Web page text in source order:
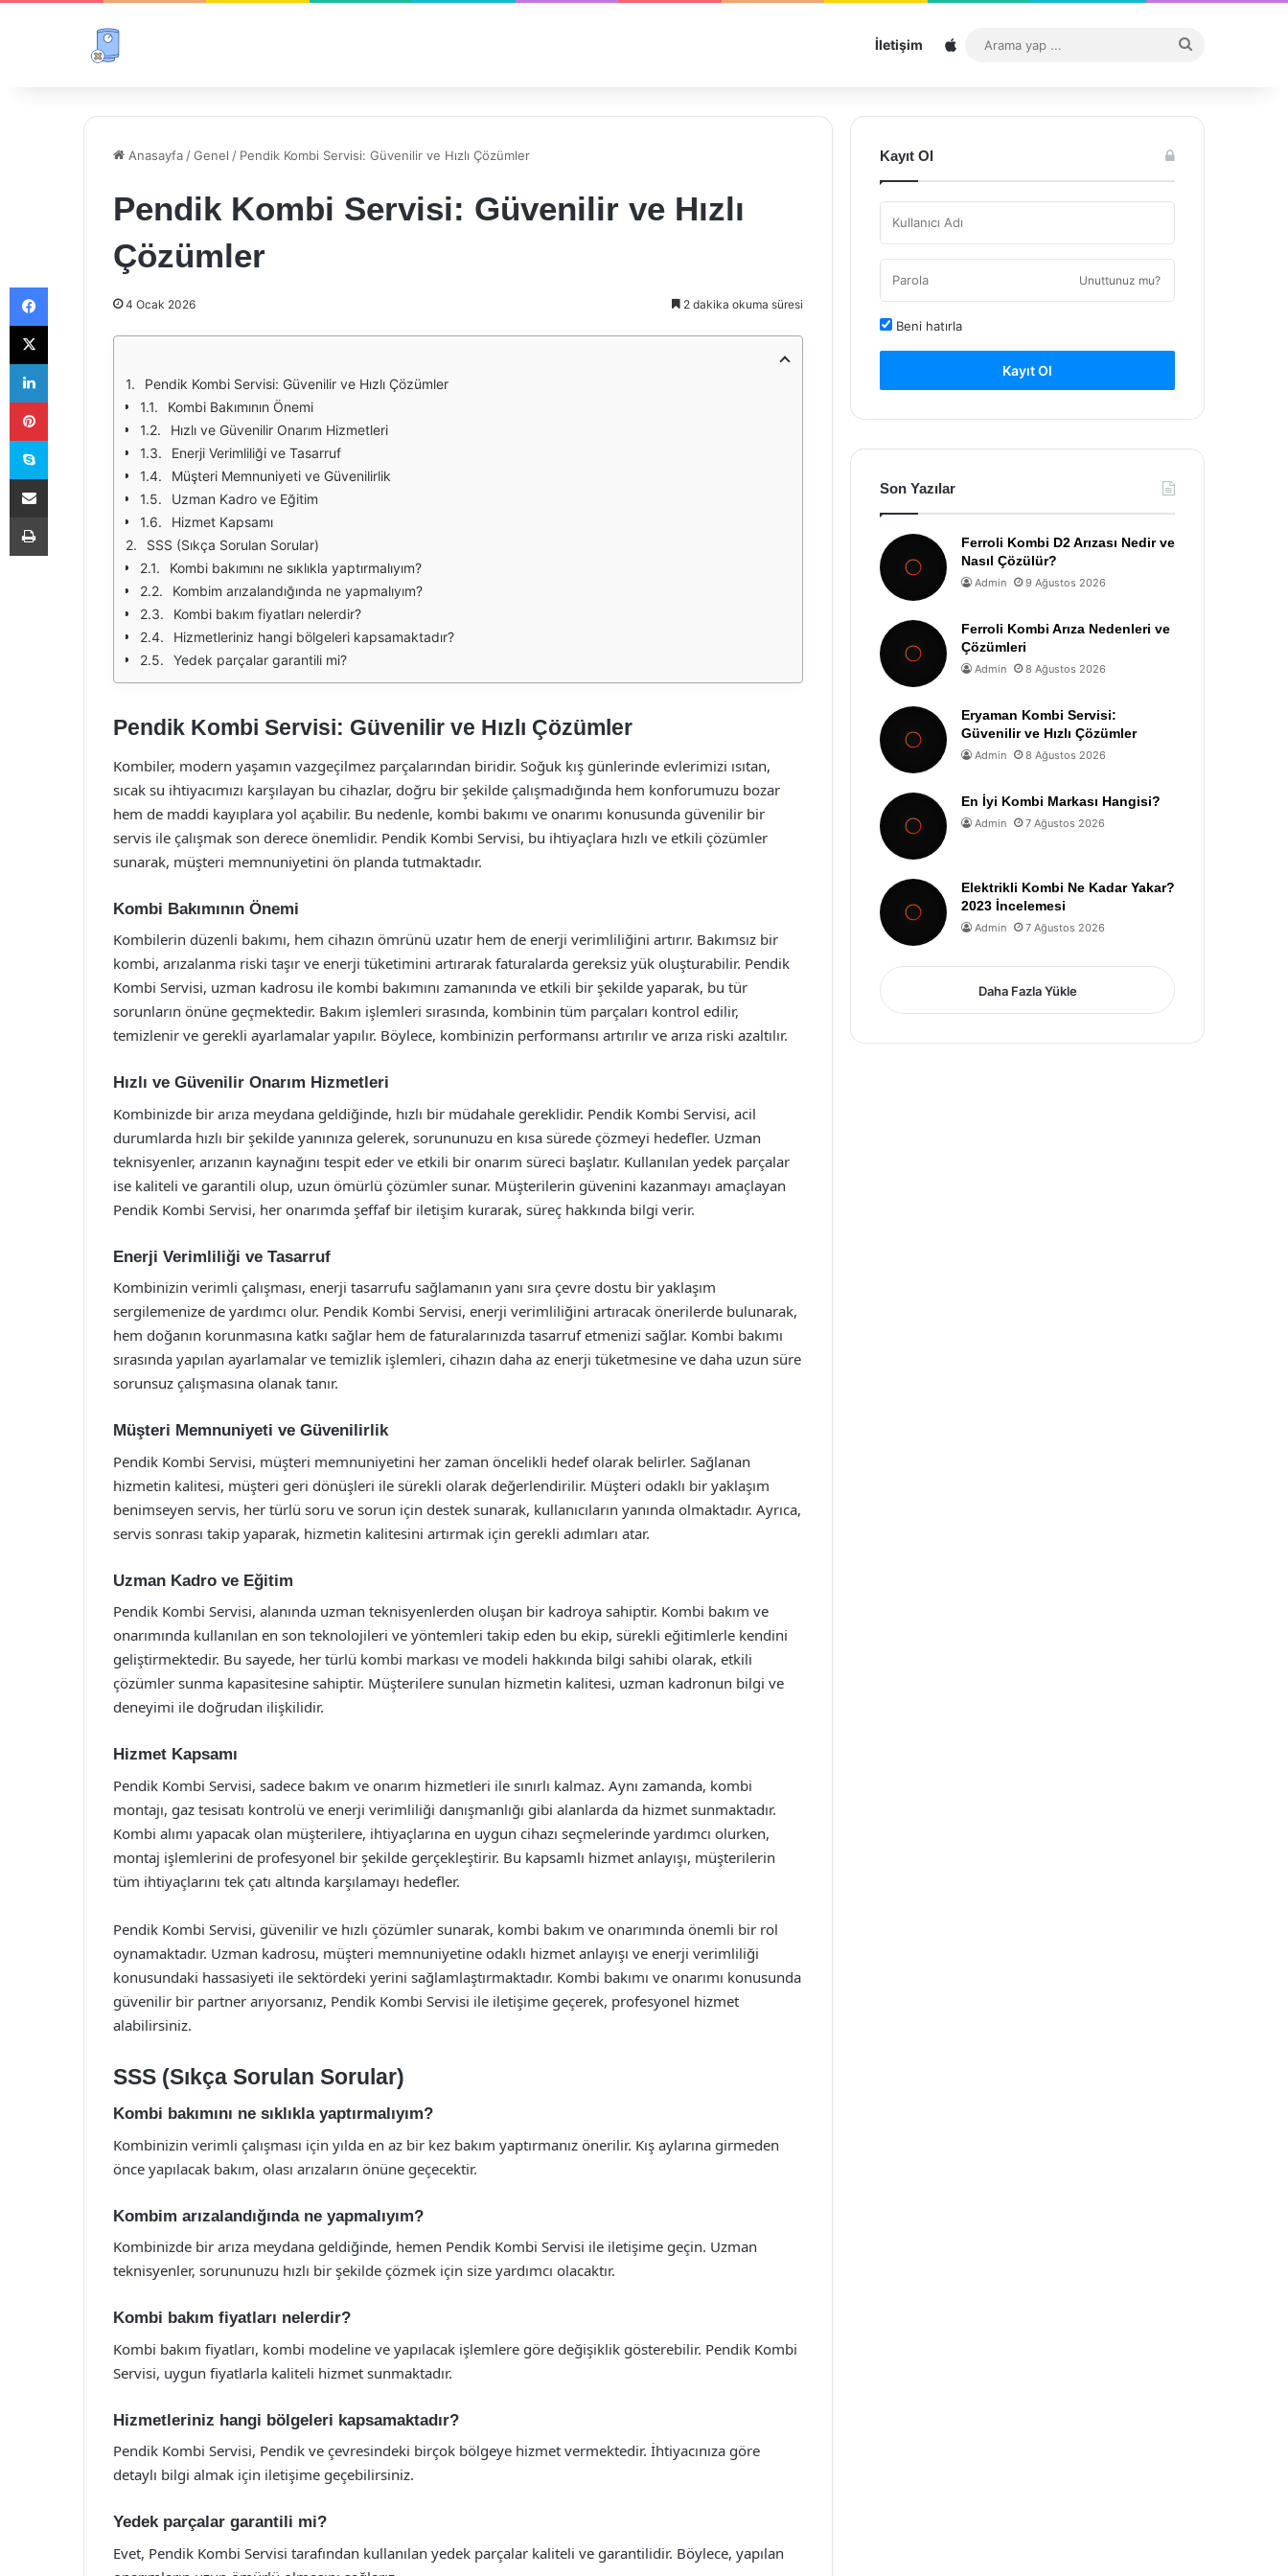
İletişim Sitemap
...
Anasayfa /Genel / Pendik Kombi Servisi: Güvenilir ve Hızlı Çözümler
Pendik Kombi Servisi: Güvenilir ve Hızlı
Çözümler
4 Ocak 2026 2 dakika okuma süresi
Pendik Kombi Servisi: Güvenilir ve Hızlı Çözümler
Kombi Bakımının Önemi
Hızlı ve Güvenilir Onarım Hizmetleri
Enerji Verimliliği ve Tasarruf
Müşteri Memnuniyeti ve Güvenilirlik
Uzman Kadro ve Eğitim
Hizmet Kapsamı
SSS (Sıkça Sorulan Sorular)
Kombi bakımını ne sıklıkla yaptırmalıyım?
Kombim arızalandığında ne yapmalıyım?
Kombi bakım fiyatları nelerdir?
Hizmetleriniz hangi bölgeleri kapsamaktadır?
Yedek parçalar garantili mi?
Pendik Kombi Servisi: Güvenilir ve Hızlı Çözümler
Kombiler, modern yaşamın vazgeçilmez parçalarından biridir. Soğuk kış günlerinde evlerimizi ısıtan,
sıcak su ihtiyacımızı karşılayan bu cihazlar, doğru bir şekilde çalışmadığında hem konforumuzu bozar
hem de maddi kayıplara yol açabilir. Bu nedenle, kombi bakımı ve onarımı konusunda güvenilir bir
servis ile çalışmak son derece önemlidir. Pendik Kombi Servisi, bu ihtiyaçlara hızlı ve etkili çözümler
sunarak, müşteri memnuniyetini ön planda tutmaktadır.
Kombi Bakımının Önemi
Kombilerin düzenli bakımı, hem cihazın ömrünü uzatır hem de enerji verimliliğini artırır. Bakımsız bir
kombi, arızalanma riski taşır ve enerji tüketimini artırarak faturalarda gereksiz yük oluşturabilir. Pendik
Kombi Servisi, uzman kadrosu ile kombi bakımını zamanında ve etkili bir şekilde yaparak, bu tür
sorunların önüne geçmektedir. Bakım işlemleri sırasında, kombinin tüm parçaları kontrol edilir,
temizlenir ve gerekli ayarlamalar yapılır. Böylece, kombinizin performansı artırılır ve arıza riski azaltılır.
Hızlı ve Güvenilir Onarım Hizmetleri
Kombinizde bir arıza meydana geldiğinde, hızlı bir müdahale gereklidir. Pendik Kombi Servisi, acil
durumlarda hızlı bir şekilde yanınıza gelerek, sorununuzu en kısa sürede çözmeyi hedefler. Uzman
teknisyenler, arızanın kaynağını tespit eder ve etkili bir onarım süreci başlatır. Kullanılan yedek parçalar
ise kaliteli ve garantili olup, uzun ömürlü çözümler sunar. Müşterilerin güvenini kazanmayı amaçlayan
Pendik Kombi Servisi, her onarımda şeffaf bir iletişim kurarak, süreç hakkında bilgi verir.
Enerji Verimliliği ve Tasarruf
Kombinizin verimli çalışması, enerji tasarrufu sağlamanın yanı sıra çevre dostu bir yaklaşım
sergilemenize de yardımcı olur. Pendik Kombi Servisi, enerji verimliliğini artıracak önerilerde bulunarak,
hem doğanın korunmasına katkı sağlar hem de faturalarınızda tasarruf etmenizi sağlar. Kombi bakımı
sırasında yapılan ayarlamalar ve temizlik işlemleri, cihazın daha az enerji tüketmesine ve daha uzun süre
sorunsuz çalışmasına olanak tanır.
Müşteri Memnuniyeti ve Güvenilirlik
Pendik Kombi Servisi, müşteri memnuniyetini her zaman öncelikli hedef olarak belirler. Sağlanan
hizmetin kalitesi, müşteri geri dönüşleri ile sürekli olarak değerlendirilir. Müşteri odaklı bir yaklaşım
benimseyen servis, her türlü soru ve sorun için destek sunarak, kullanıcıların yanında olmaktadır. Ayrıca,
servis sonrası takip yaparak, hizmetin kalitesini artırmak için gerekli adımları atar.
Uzman Kadro ve Eğitim
Pendik Kombi Servisi, alanında uzman teknisyenlerden oluşan bir kadroya sahiptir. Kombi bakım ve
onarımında kullanılan en son teknolojileri ve yöntemleri takip eden bu ekip, sürekli eğitimlerle kendini
geliştirmektedir. Bu sayede, her türlü kombi markası ve modeli hakkında bilgi sahibi olarak, etkili
çözümler sunma kapasitesine sahiptir. Müşterilere sunulan hizmetin kalitesi, uzman kadronun bilgi ve
deneyimi ile doğrudan ilişkilidir.
Hizmet Kapsamı
Pendik Kombi Servisi, sadece bakım ve onarım hizmetleri ile sınırlı kalmaz. Aynı zamanda, kombi
montajı, gaz tesisatı kontrolü ve enerji verimliliği danışmanlığı gibi alanlarda da hizmet sunmaktadır.
Kombi alımı yapacak olan müşterilere, ihtiyaçlarına en uygun cihazı seçmelerinde yardımcı olurken,
montaj işlemlerini de profesyonel bir şekilde gerçekleştirir. Bu kapsamlı hizmet anlayışı, müşterilerin
tüm ihtiyaçlarını tek çatı altında karşılamayı hedefler.
Pendik Kombi Servisi, güvenilir ve hızlı çözümler sunarak, kombi bakım ve onarımında önemli bir rol
oynamaktadır. Uzman kadrosu, müşteri memnuniyetine odaklı hizmet anlayışı ve enerji verimliliği
konusundaki hassasiyeti ile sektördeki yerini sağlamlaştırmaktadır. Kombi bakımı ve onarımı konusunda
güvenilir bir partner arıyorsanız, Pendik Kombi Servisi ile iletişime geçerek, profesyonel hizmet
alabilirsiniz.
SSS (Sıkça Sorulan Sorular)
Kombi bakımını ne sıklıkla yaptırmalıyım?
Kombinizin verimli çalışması için yılda en az bir kez bakım yaptırmanız önerilir. Kış aylarına girmeden
önce yapılacak bakım, olası arızaların önüne geçecektir.
Kombim arızalandığında ne yapmalıyım?
Kombinizde bir arıza meydana geldiğinde, hemen Pendik Kombi Servisi ile iletişime geçin. Uzman
teknisyenler, sorununuzu hızlı bir şekilde çözmek için size yardımcı olacaktır.
Kombi bakım fiyatları nelerdir?
Kombi bakım fiyatları, kombi modeline ve yapılacak işlemlere göre değişiklik gösterebilir. Pendik Kombi
Servisi, uygun fiyatlarla kaliteli hizmet sunmaktadır.
Hizmetleriniz hangi bölgeleri kapsamaktadır?
Pendik Kombi Servisi, Pendik ve çevresindeki birçok bölgeye hizmet vermektedir. İhtiyacınıza göre
detaylı bilgi almak için iletişime geçebilirsiniz.
Yedek parçalar garantili mi?
Evet, Pendik Kombi Servisi tarafından kullanılan yedek parçalar kaliteli ve garantilidir. Böylece, yapılan
Kayıt Ol
Unuttunuz mu?
Beni hatırla
Kayıt Ol
Son Yazılar
Ferroli Kombi D2 Arızası Nedir ve
Nasıl Çözülür?
Admin 9 Ağustos 2026
Ferroli Kombi Arıza Nedenleri ve
Çözümleri
Admin 8 Ağustos 2026
Eryaman Kombi Servisi:
Güvenilir ve Hızlı Çözümler
Admin 8 Ağustos 2026
En İyi Kombi Markası Hangisi?
Admin 7 Ağustos 2026
Elektrikli Kombi Ne Kadar Yakar?
2023 İncelemesi
Admin 7 Ağustos 2026
Daha Fazla Yükle
Facebook
X
LinkedIn
Pinterest
Skype
E-Posta ile paylaş